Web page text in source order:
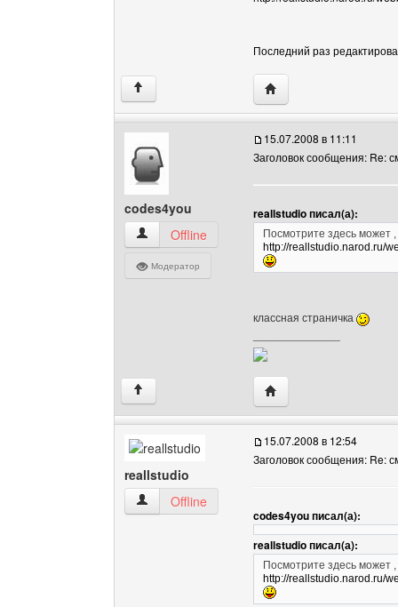
Последний раз
↑ Посетить сайт
codes4you
codes4you Посмотреть профиль
Offline
Модератор
15.07.2008 в 11:11
Заголовок сообщения: Re:
reallstudio писал(а):
Посмотрите здесь может
http://reallstudio.narod.ru/
классная страничка
↑ Посетить сайт
reallstudio
reallstudio Посмотреть профиль
Offline
15.07.2008 в 12:54
Заголовок сообщения: Re:
codes4you писал(а):
reallstudio писал(а):
Посмотрите здесь может
http://reallstudio.narod.ru/